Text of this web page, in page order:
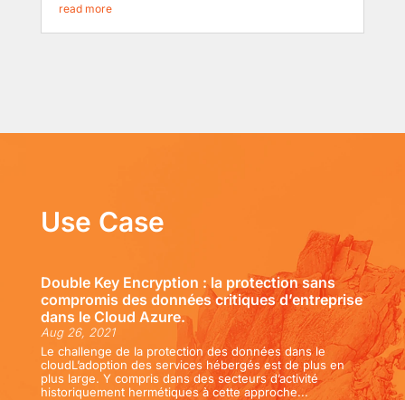
read more
Use Case
Double Key Encryption : la protection sans
compromis des données critiques d’entreprise
dans le Cloud Azure.
Aug 26, 2021
Le challenge de la protection des données dans le
cloudL’adoption des services hébergés est de plus en
plus large. Y compris dans des secteurs d’activité
historiquement hermétiques à cette approche...